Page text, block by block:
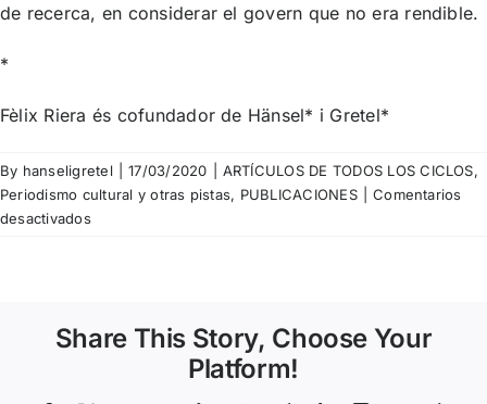
de recerca, en considerar el govern que no era rendible.
*
Fèlix Riera és cofundador de Hänsel* i Gretel*
By hanseligretel 17/03/2020 ARTÍCULOS DE TODOS LOS CICLOS,
Periodismo cultural y otras pistas, PUBLICACIONES
Comentarios
desactivadosen
del
Share This Story, Choose Your
Platform!